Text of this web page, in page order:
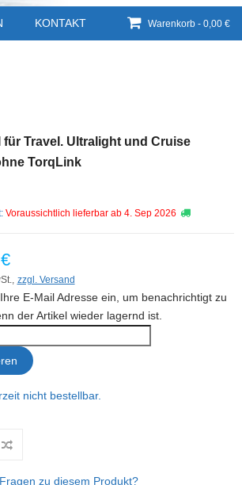
KONTAKT Warenkorb - 0,00 €
für Travel. Ultralight und Cruise
TorqLink
Voraussichtlich lieferbar ab 4. Sep 2026
zzgl. Versand
E-Mail Adresse ein, um benachrichtigt zu
der Artikel wieder lagernd ist.
nicht bestellbar.
zu diesem Produkt?